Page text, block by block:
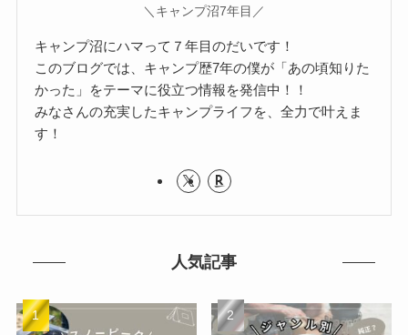
＼キャンプ沼7年目／
キャンプ沼にハマって７年目のだいです！
このブログでは、キャンプ歴7年の僕が「あの頃知りた
かった」をテーマに役立つ情報を発信中！！
みなさんの充実したキャンプライフを、全力で叶えま
す！
人気記事